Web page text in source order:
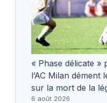
« Phase délicate »
l’AC Milan dément
sur la mort de la
6 août 2026